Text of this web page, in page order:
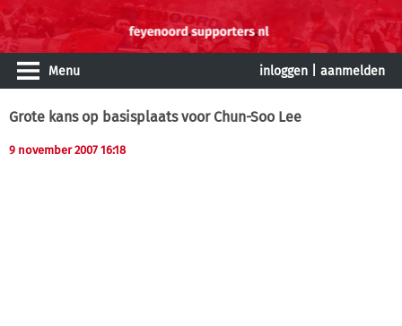
Menu inloggen aanmelden
Grote kans op basisplaats voor Chun-Soo Lee
9 november 2007 16:18